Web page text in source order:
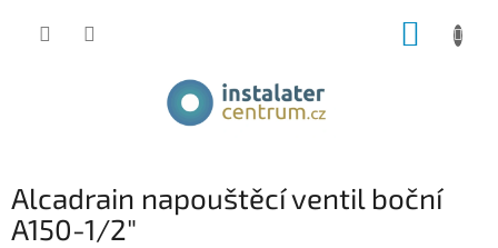
Alcadrain napouštěcí ventil boční
A150-1/2"